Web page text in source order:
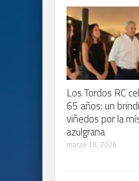
Los Tordos RC
65 años: un
viñedos por la
azulgrana
marzo 19, 2026